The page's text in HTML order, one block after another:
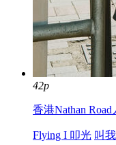
42p
香港Nathan
Flying I 叩光 叫